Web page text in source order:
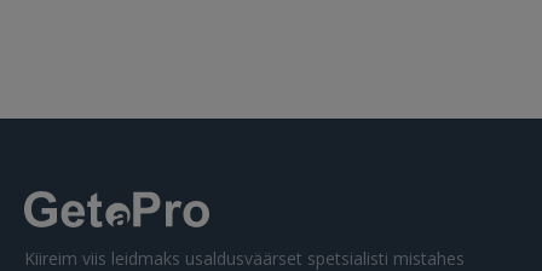
Kiireim viis leidmaks usaldusväärset spetsialisti mistahes